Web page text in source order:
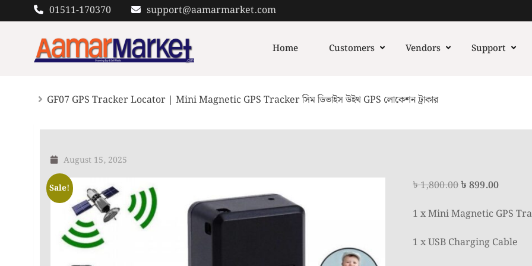
to
01511-170370 support@aamarmarket.com
Home Customers Vendors Support
GF07 GPS Tracker Locator | Mini Magnetic GPS Tracker সিম ডিভাইস উইথ GPS লোকেশন ট্রাকার
August 15, 2025
Sale! ৳1,800.00Original
was:
৳ 1,800.00.
৳899.00Current
is:
৳ 899.00.
1 x Mini Magnetic GPS
1 x USB Charging Cable